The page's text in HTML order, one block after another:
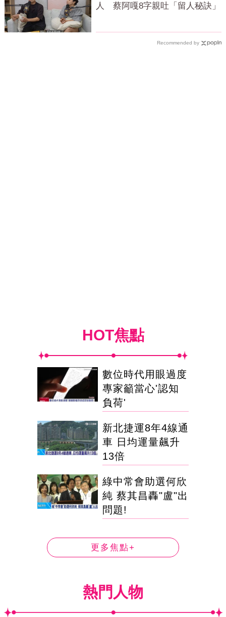
人 蔡阿嘎8字親吐「留人秘訣」
Recommended by
HOT焦點
數位時代用眼過度
專家籲當心'認知
負荷'
新北捷運8年4線通
車 日均運量飆升
13倍
綠中常會助選何欣
純 蔡其昌轟"盧"出
問題!
更多焦點+
熱門人物